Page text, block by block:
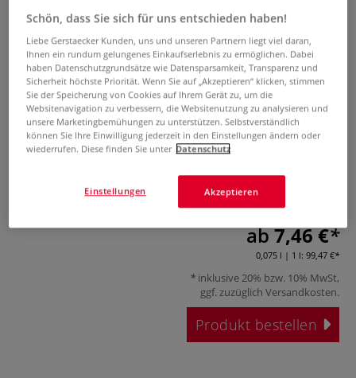
SENNELIER Malmittel Turner
Trocknungsverzögerer
0 Bewertungen
SENNELIER Turner Malmedium ist ein gebrauchsfertiges
Medium für Ölfarben. Hervorragend geeignet für Lasuren,
wirkt glanzsteigernd und ermöglicht längeres Nass-in-Nass-
Mehr
ab7,46 €
0,075 l | 1 l: 99,47 €
inklusive 20% bzw. 10% MwSt,
ggf. zuzüglich Versandkosten.
Produkt bestellen
Schön, dass Sie sich für uns entschieden haben!
Liebe Gerstaecker Kunden, uns und unseren Partnern liegt viel daran,
Ihnen ein rundum gelungenes Einkaufserlebnis zu ermöglichen. Dabei
haben Datenschutzgrundsätze wie Datensparsamkeit, Transparenz und
Sicherheit höchste Priorität. Wenn Sie auf „Akzeptieren“ klicken, stimmen
Sie der Speicherung von Cookies auf Ihrem Gerät zu, um die
Websitenavigation zu verbessern, die Websitenutzung zu analysieren und
unsere Marketingbemühungen zu unterstützen. Selbstverständlich
können Sie Ihre Einwilligung jederzeit in den Einstellungen ändern oder
wiederrufen. Diese finden Sie unter Datenschutz
Akzeptieren
Einstellungen